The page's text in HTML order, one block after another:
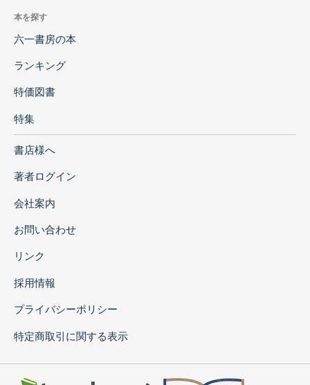
本を探す
六一書房の本
ランキング
特価図書
特集
書店様へ
著者ログイン
会社案内
お問い合わせ
リンク
採用情報
プライバシーポリシー
特定商取引に関する表示